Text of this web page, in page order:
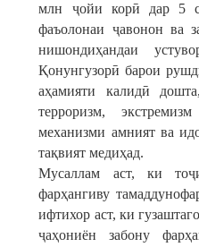
млн ҷойи корӣ дар 5
фаъолонаи ҷавонон ва
нишондиҳандаи
Қонунгузорӣ барои
аҳамияти калидӣ
терроризм,
механизми амният ва
тақвият медиҳад.
Мусаллам аст, ки
фарҳангиву
ифтихор аст, ки
ҷаҳониён забону